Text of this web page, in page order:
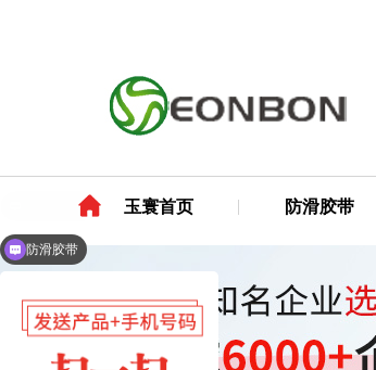
玉寰首页 防滑胶带
防滑胶带